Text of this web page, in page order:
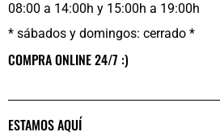
08:00 a 14:00h y 15:00h a 19:00h
* sábados y domingos: cerrado *
COMPRA ONLINE 24/7 :)
ESTAMOS AQUÍ